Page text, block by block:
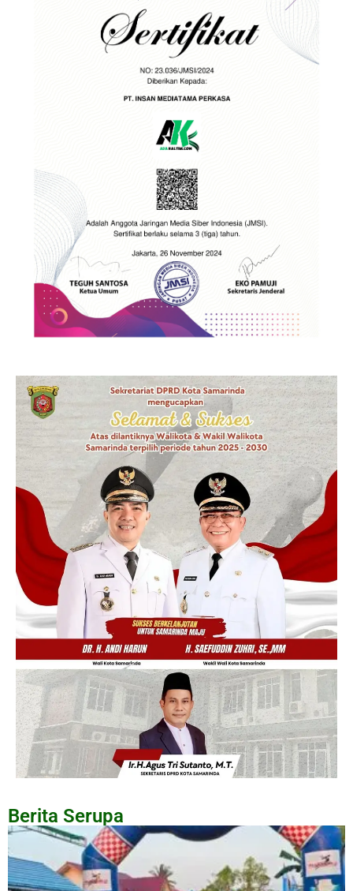
Berita Serupa